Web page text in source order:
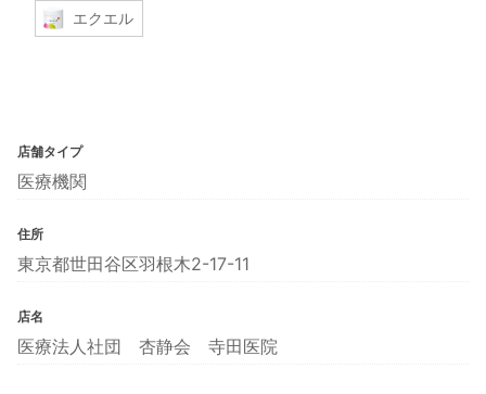
エクエル
店舗タイプ
医療機関
住所
東京都世田谷区羽根木2-17-11
店名
医療法人社団 杏静会 寺田医院